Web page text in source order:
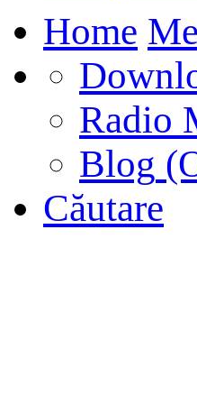
Home
Radio
Blog
Căutare